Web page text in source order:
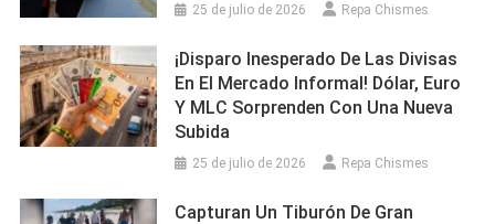
25 de julio de 2026 Repa Chismes
¡Disparo Inesperado De Las Divisas
En El Mercado Informal! Dólar, Euro
Y MLC Sorprenden Con Una Nueva
Subida
25 de julio de 2026 Repa Chismes
Capturan Un Tiburón De Gran